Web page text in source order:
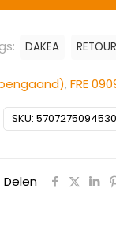
SKU: 5707275094530
,FRE
DAKEA
Delen